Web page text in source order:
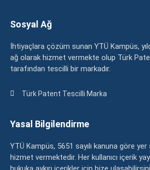
Sosyal Ağ
İhtiyaçlara çözüm sunan YTÜ Kampüs,
ağ olarak hizmet vermekte olup Türk
tarafından tescilli bir markadır.
Türk Patent Tescilli Marka
Yasal Bilgilendirme
YTÜ Kampüs, 5651 sayılı kanuna göre yer
hizmet vermektedir. Her kullanıcı içerik